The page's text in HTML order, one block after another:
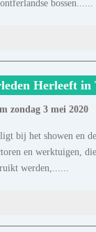
bossen......
Herleeft
zondag 3 mei 2020
bij het showen en
en werktuigen,
werden,......